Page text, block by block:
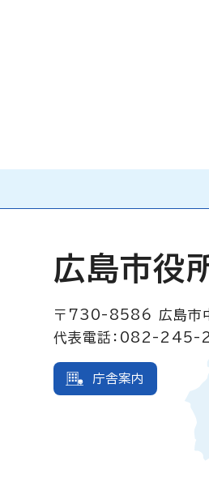
広島市役
〒730-8586
広島市
代表電話：082-245-
庁舎案内